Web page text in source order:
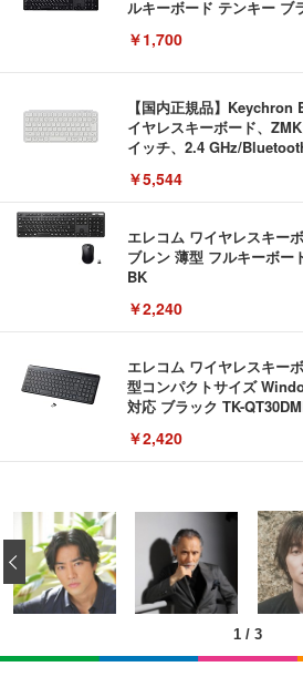
ルキーボード テンキー ブ
￥1,700
【国内正規品】
イヤレスキーボード、
イッチ、2.4 GHz/
リーホワイト（かな印字な
￥5,544
エレコム ワイヤレスキー
ブレン 薄型 フルキーボー
BK
￥2,240
エレコム ワイヤレスキー
型コンパクトサイズ
対応 ブラック TK-
￥2,420
EIZO ビジネス向けプレ
EV3240X-WT | 31.5型4K
イト
￥105,595
EIZO ビジネス向けプレ
【整備済み品】ノートパ
U9311X/F 13.3型 第11世
s11 Pro/MS Office 2021
tooth・HDMI・Type-C/
ス付属/180日保証(タッチ
￥44,948
【整備済み品】中古 ノー
エレコム 充電器 Type-C
ケーブル一体型 1.5m
み式プラグ しろちゃん
C-AC6920WF
￥1,090
モバイルバッテリー 大容
1 / 3
‹